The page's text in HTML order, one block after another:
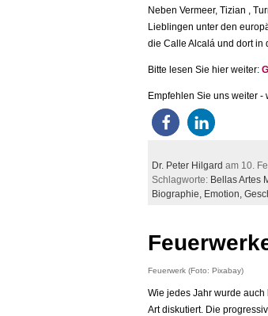
Neben Vermeer, Tizian ,
Lieblingen unter den
die Calle Alcalá und dort in
Bitte lesen Sie hier weiter:
Empfehlen Sie uns weiter -
Dr. Peter Hilgard am 10.
Schlagworte: Bellas Artes
Biographie, Emotion,
Feuerwerk (Foto: Pixabay)
Wie jedes Jahr wurde
Art diskutiert. Die